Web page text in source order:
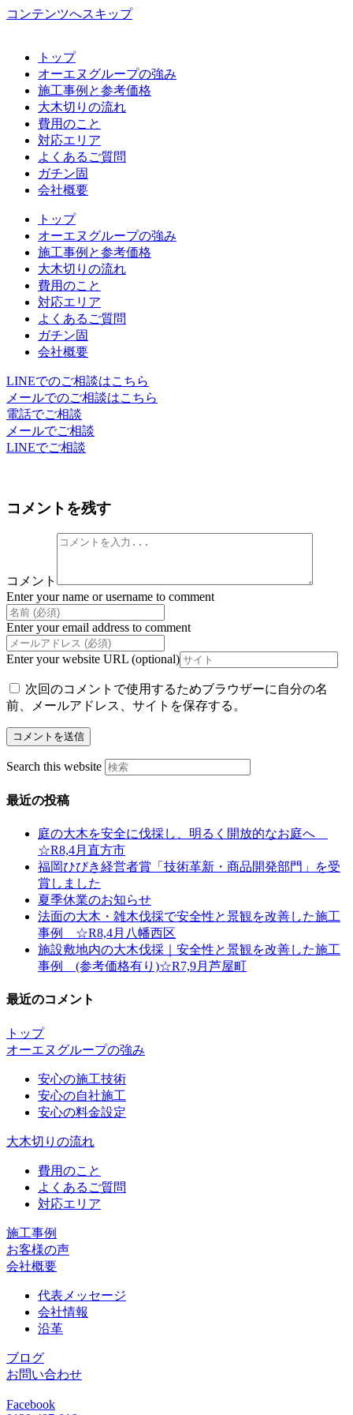
コンテンツへスキップ
トップ
オーエヌグループの強み
施工事例と参考価格
大木切りの流れ
費用のこと
対応エリア
よくあるご質問
ガチン固
会社概要
トップ
オーエヌグループの強み
施工事例と参考価格
大木切りの流れ
費用のこと
対応エリア
よくあるご質問
ガチン固
会社概要
LINEでのご相談はこちら
メールでのご相談はこちら
電話でご相談
メールでご相談
LINEでご相談
コメントを残す
コメント
Enter your name or username to comment
Enter your email address to comment
Enter your website URL (optional)
次回のコメントで使用するためブラウザーに自分の名
前、メールアドレス、サイトを保存する。
Search this website
最近の投稿
庭の大木を安全に伐採し、明るく開放的なお庭へ
☆R8,4月直方市
福岡ひびき経営者賞「技術革新・商品開発部門」を受
賞しました
夏季休業のお知らせ
法面の大木・雑木伐採で安全性と景観を改善した施工
事例 ☆R8,4月八幡西区
施設敷地内の大木伐採｜安全性と景観を改善した施工
事例 (参考価格有り)☆R7,9月芦屋町
最近のコメント
トップ
オーエヌグループの強み
安心の施工技術
安心の自社施工
安心の料金設定
大木切りの流れ
費用のこと
よくあるご質問
対応エリア
施工事例
お客様の声
会社概要
代表メッセージ
会社情報
沿革
ブログ
お問い合わせ
Facebook